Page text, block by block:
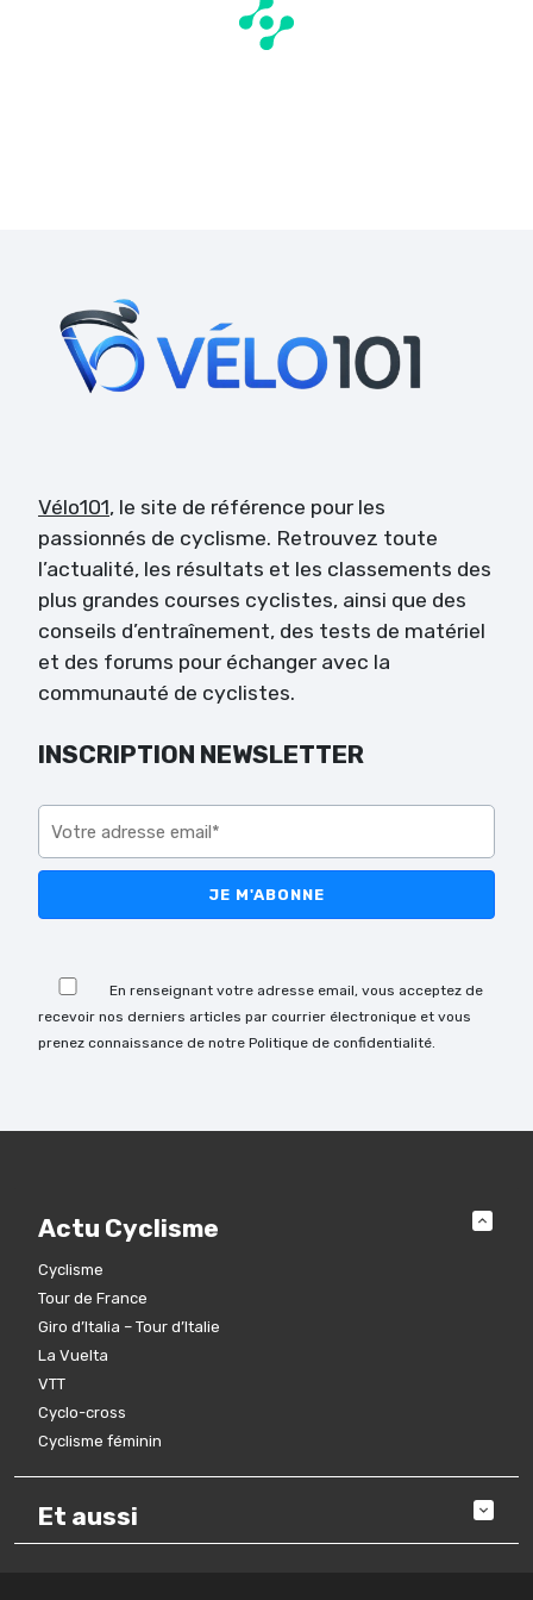
Vélo101, le site de référence pour les
passionnés de cyclisme. Retrouvez toute
l’actualité, les résultats et les classements des
plus grandes courses cyclistes, ainsi que des
conseils d’entraînement, des tests de matériel
et des forums pour échanger avec la
communauté de cyclistes.
INSCRIPTION NEWSLETTER
En renseignant votre adresse email, vous acceptez de
recevoir nos derniers articles par courrier électronique et vous
prenez connaissance de notre Politique de confidentialité.
Actu Cyclisme
Cyclisme
Tour de France
Giro d’Italia – Tour d’Italie
La Vuelta
VTT
Cyclo-cross
Cyclisme féminin
Et aussi